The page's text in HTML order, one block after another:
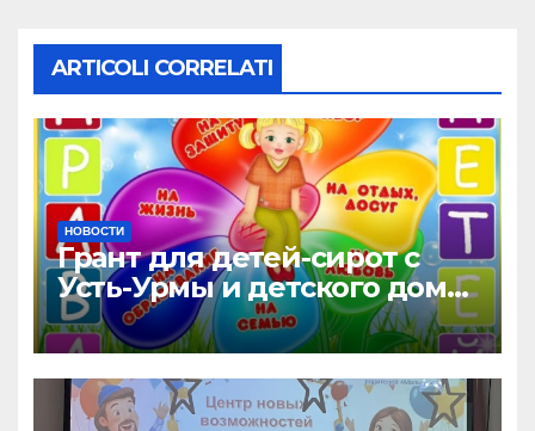
ARTICOLI CORRELATI
НОВОСТИ
Грант для детей-сирот с
Усть-Урмы и детского дома
“Малышок”